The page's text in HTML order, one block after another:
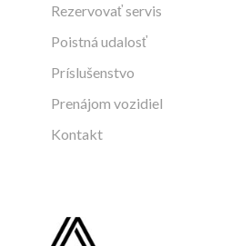
Rezervovať servis
Poistná udalosť
Príslušenstvo
Prenájom vozidiel
Kontakt